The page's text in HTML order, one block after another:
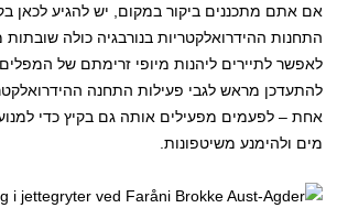
אם אתם מתכננים ביקור במקום, יש להגיע לכאן
התחנות ההידרואלקטריות בנורבגיה כולה שובתות
לאפשר לתיירים ליהנות מיופי זרימתם של
להתעדכן מראש לגבי פעילות התחנה
אחת – לפעמים מפעילים אותה גם בקיץ כדי
מים ולהימנע משיטפונות.